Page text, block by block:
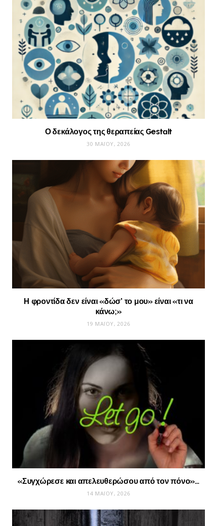
Ο δεκάλογος της θεραπείας Gestalt
30 ΜΑΪ́ΟΥ, 2026
Η φροντίδα δεν είναι «δώσ’ το μου» είναι «τι να
κάνω;»
19 ΜΑΪ́ΟΥ, 2026
«Συγχώρεσε και απελευθερώσου από τον πόνο»…
14 ΜΑΪ́ΟΥ, 2026